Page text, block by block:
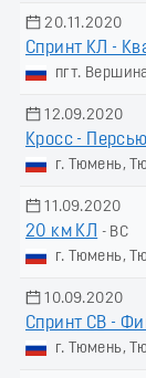
20.11.2020
Спринт КЛ -
пгт.
12.09.2020
Кросс -
г. Тюмень,
11.09.2020
20 км КЛ
- ВС
г. Тюмень,
10.09.2020
Спринт СВ -
г. Тюмень,